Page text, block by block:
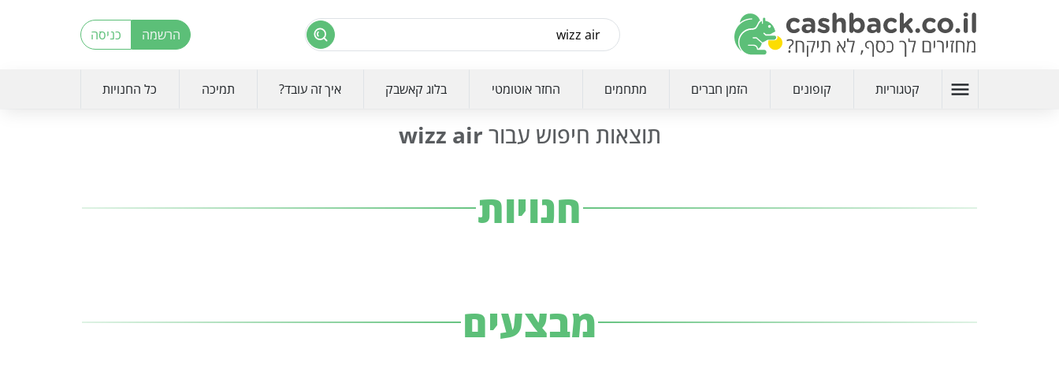
הרשמה כניסה
menu קטגוריות קופונים הזמן חברים מתחמים החזר אוטומטי בלוג קאשבק איך זה עובד? תמיכה כל החנויות
תוצאות חיפוש עבור wizz air
חנויות
מבצעים